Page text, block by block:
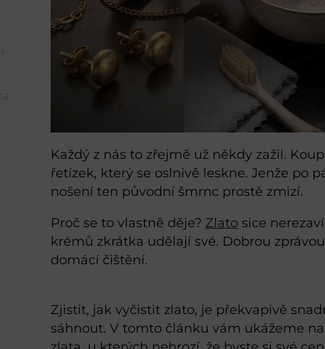
Každý z nás to zřejmě už někdy zažil.
řetízek, který se oslnivě leskne. Jenže po
nošení ten původní šmrnc prostě zmizí.
Proč se to vlastně děje? Zlato sice
krémů zkrátka udělají své. Dobrou
domácí čištění.
Zjistit, jak vyčistit zlato, je překvapivě
sáhnout. V tomto článku vám ukážeme